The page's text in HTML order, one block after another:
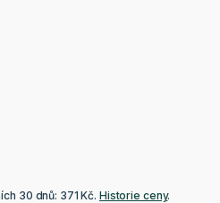
30 dnů: 371 Kč. Historie ceny.